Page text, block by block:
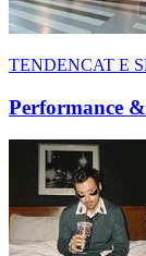
TENDENCAT E
Performance